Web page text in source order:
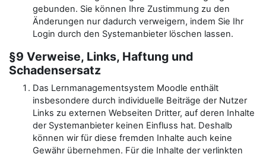
gebunden. Sie können Ihre Zustimmung zu den
Änderungen nur dadurch verweigern, indem Sie Ihr
Login durch den Systemanbieter löschen lassen.
§9 Verweise, Links, Haftung und
Schadensersatz
Das Lernmanagementsystem Moodle enthält
insbesondere durch individuelle Beiträge der Nutzer
Links zu externen Webseiten Dritter, auf deren Inhalte
der Systemanbieter keinen Einfluss hat. Deshalb
können wir für diese fremden Inhalte auch keine
Gewähr übernehmen. Für die Inhalte der verlinkten